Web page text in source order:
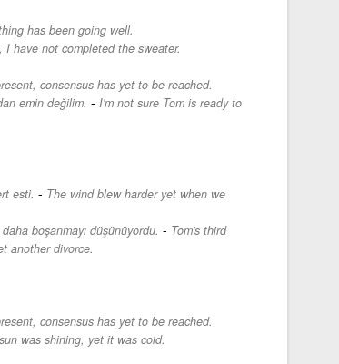
has been going well.
I have not completed the sweater.
consensus has yet to be reached.
emin değilim. - I'm not sure Tom is ready to
esti. - The wind blew harder yet when we
boşanmayı düşünüyordu. - Tom's third
another divorce.
consensus has yet to be reached.
was shining, yet it was cold.